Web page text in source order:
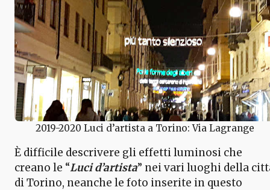
2019-2020 Luci d’artista a Torino: Via Lagrange
È difficile descrivere gli effetti luminosi che
creano le “Luci d’artista” nei vari luoghi della
di Torino, neanche le foto inserite in questo